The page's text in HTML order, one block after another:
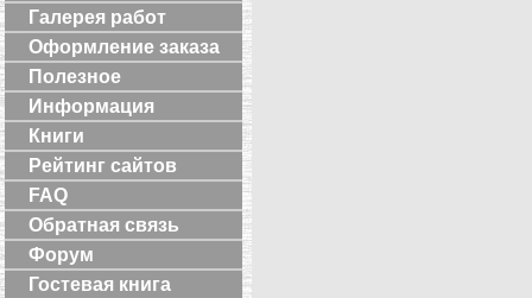
Галерея работ
Оформление заказа
Полезное
Информация
Книги
Рейтинг сайтов
FAQ
Обратная связь
Форум
Гостевая книга